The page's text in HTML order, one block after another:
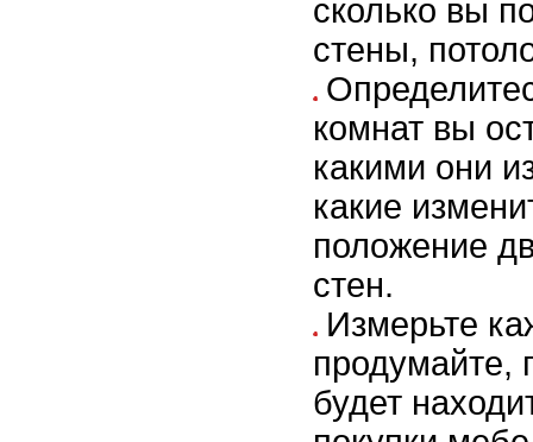
сколько вы
стены,
комнат вы
какими они
какие
положение
стен.
Измерьте
продумайте,
будет